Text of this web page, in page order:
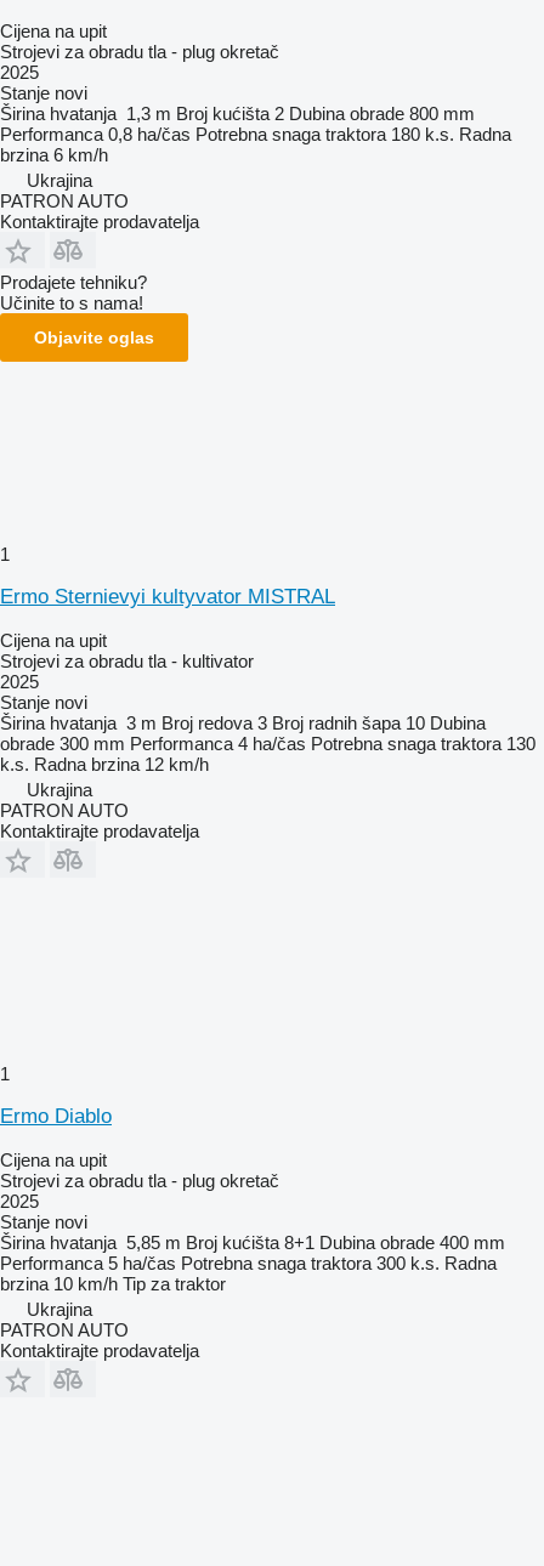
Cijena na upit
Strojevi za obradu tla - plug okretač
2025
Stanje novi
Širina hvatanja 1,3 m Broj kućišta 2 Dubina obrade 800 mm
Performanca 0,8 ha/čas Potrebna snaga traktora 180 k.s. Radna
brzina 6 km/h
Ukrajina
PATRON AUTO
Kontaktirajte prodavatelja
Prodajete tehniku?
Učinite to s nama!
Objavite oglas
1
Ermo Sternievyi kultyvator MISTRAL
Cijena na upit
Strojevi za obradu tla - kultivator
2025
Stanje novi
Širina hvatanja 3 m Broj redova 3 Broj radnih šapa 10 Dubina
obrade 300 mm Performanca 4 ha/čas Potrebna snaga traktora 130
k.s. Radna brzina 12 km/h
Ukrajina
PATRON AUTO
Kontaktirajte prodavatelja
1
Ermo Diablo
Cijena na upit
Strojevi za obradu tla - plug okretač
2025
Stanje novi
Širina hvatanja 5,85 m Broj kućišta 8+1 Dubina obrade 400 mm
Performanca 5 ha/čas Potrebna snaga traktora 300 k.s. Radna
brzina 10 km/h Tip za traktor
Ukrajina
PATRON AUTO
Kontaktirajte prodavatelja